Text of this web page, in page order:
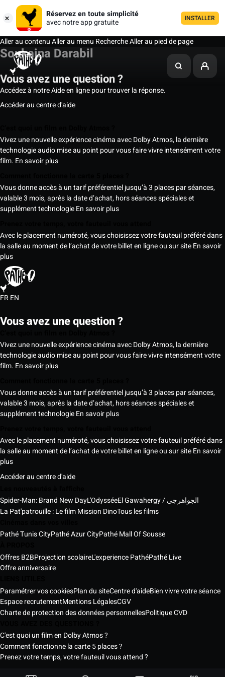
Réservez en toute simplicité
avec notre app gratuite
INSTALLER
Aller au contenuAller au menu RechercheAller au pied de page
Soukaina Darabil
Vous avez une question ?
Accédez à notre Aide en ligne pour trouver la réponse.
Accéder au centre d'aide
Vivez une nouvelle expérience cinéma avec Dolby Atmos, la dernière
technologie audio mise au point pour vous faire vivre intensément votre
film. En savoir plus
Vous donne accès à un tarif préférentiel jusqu’à 3 places par séances,
valable 3 mois, après la date d’achat, hors séances spéciales et
supplément technologieEn savoir plus
Avec le placement numéroté, vous choisissez votre fauteuil préféré dans
la salle au moment de l’achat de votre billet en ligne ou sur siteEn savoir
plus
FREN
Vous avez une question ?
Vivez une nouvelle expérience cinéma avec Dolby Atmos, la dernière
technologie audio mise au point pour vous faire vivre intensément votre
film. En savoir plus
Vous donne accès à un tarif préférentiel jusqu’à 3 places par séances,
valable 3 mois, après la date d’achat, hors séances spéciales et
supplément technologieEn savoir plus
Avec le placement numéroté, vous choisissez votre fauteuil préféré dans
la salle au moment de l’achat de votre billet en ligne ou sur siteEn savoir
plus
Accéder au centre d'aide
Spider-Man: Brand New DayL'Odyssée
El Gawahergy / الجواهرجي
La Pat'patrouille : Le film Mission DinoTous les films
Pathé Tunis CityPathé Azur CityPathé Mall Of Sousse
Offres B2BProjection scolaireL'experience PathéPathé Live
Offre anniversaire
Paramétrer vos cookiesPlan du siteCentre d'aideBien vivre votre séance
Espace recrutementMentions LégalesCGV
Charte de protection des données personnellesPolitique CVD
C'est quoi un film en Dolby Atmos ?
Comment fonctionne la carte 5 places ?
Prenez votre temps, votre fauteuil vous attend ?